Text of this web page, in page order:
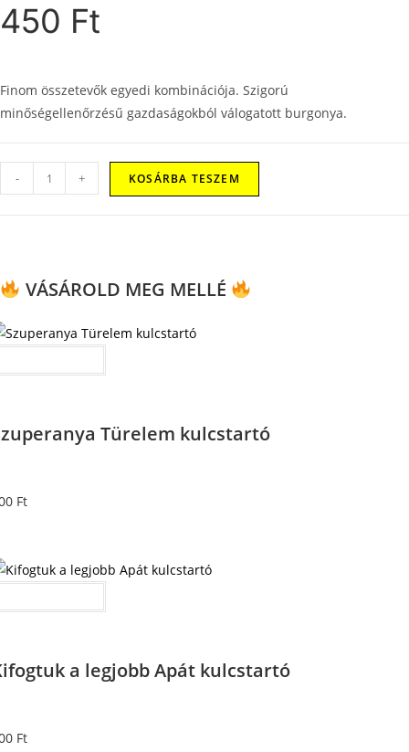
450 Ft
Finom összetevők egyedi kombinációja. Szigorú
minőségellenőrzésű gazdaságokból válogatott burgonya.
- + KOSÁRBA TESZEM
VÁSÁROLD MEG MELLÉ
Türelem kulcstartó
Ft
a legjobb Apát kulcstartó
Ft